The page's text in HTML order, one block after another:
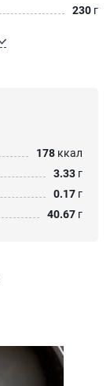
230 г
178 ккал
3.33 г
0.17 г
40.67 г